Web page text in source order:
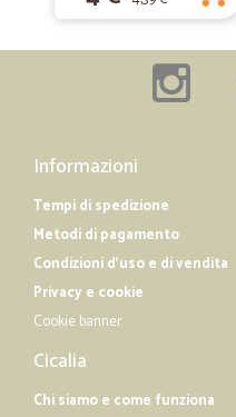
Informazioni
Tempi di spedizione
Metodi di pagamento
Condizioni d'uso e di vendita
Privacy e cookie
Cookie banner
Cicalia
Chi siamo e come funziona